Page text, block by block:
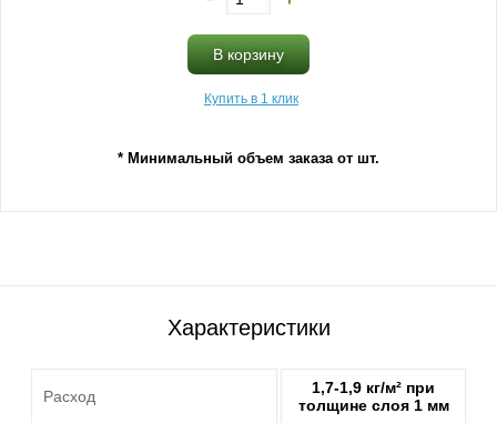
В корзину
Купить в 1 клик
* Минимальный объем заказа от шт.
Характеристики
Расход
1,7-1,9 кг/м² при
толщине слоя 1 мм